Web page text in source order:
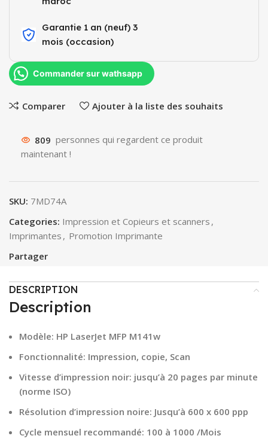
Garantie 1 an (neuf) 3
mois (occasion)​
Commander sur wathsapp
Comparer Ajouter à la liste des souhaits
809 personnes qui regardent ce produit
maintenant !
SKU: 7MD74A
Categories: Impression et Copieurs et scanners ,
Imprimantes , Promotion Imprimante
Partager
DESCRIPTION
Description
Modèle: HP LaserJet MFP M141w
Fonctionnalité: Impression, copie, Scan
Vitesse d’impression noir: jusqu’à 20 pages par minute
(norme ISO)
Résolution d’impression noire: Jusqu’à 600 x 600 ppp
Cycle mensuel recommandé: 100 à 1000 /Mois